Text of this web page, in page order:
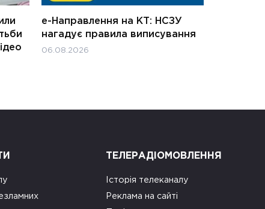
е-Направлення на КТ: НСЗУ
нагадує правила виписування
06.08.2026
ТЕЛЕРАДІОМОВЛЕННЯ
Історія телеканалу
Реклама на сайті